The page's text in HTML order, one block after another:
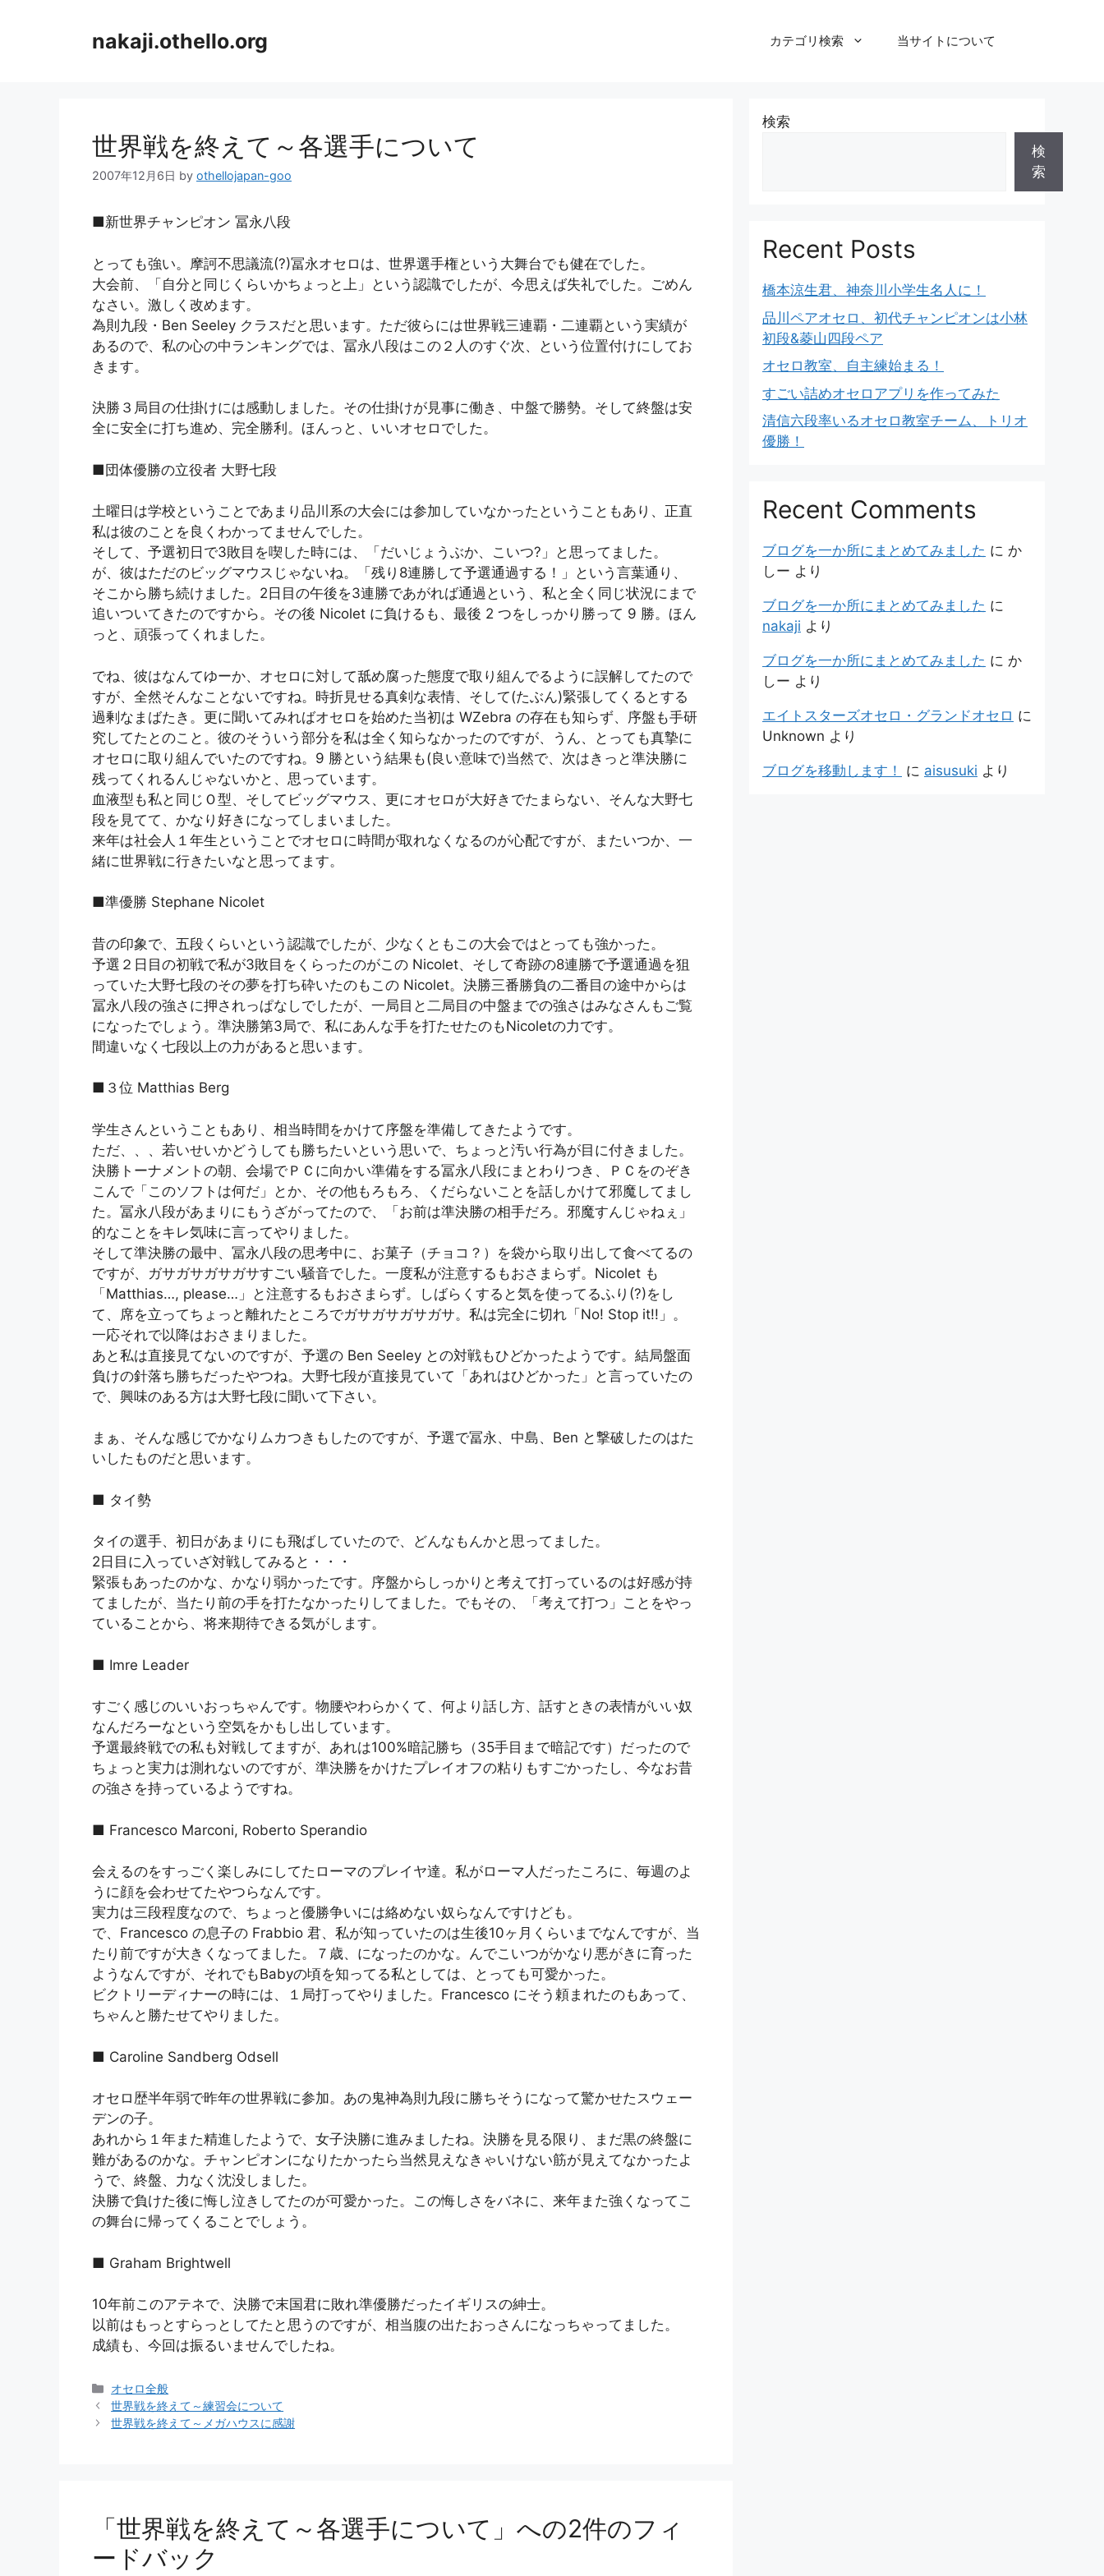
nakaji.othello.org カテゴリ検索 当サイトについて
世界戦を終えて～各選手について
2007年12月6日 by othellojapan-goo
■新世界チャンピオン 冨永八段
とっても強い。摩訶不思議流(?)冨永オセロは、世界選手権という大舞台でも健在でした。
大会前、「自分と同じくらいかちょっと上」という認識でしたが、今思えば失礼でした。ごめん
なさい。激しく改めます。
為則九段・Ben Seeley クラスだと思います。ただ彼らには世界戦三連覇・二連覇という実績が
あるので、私の心の中ランキングでは、冨永八段はこの２人のすぐ次、という位置付けにしてお
きます。
決勝３局目の仕掛けには感動しました。その仕掛けが見事に働き、中盤で勝勢。そして終盤は安
全に安全に打ち進め、完全勝利。ほんっと、いいオセロでした。
■団体優勝の立役者 大野七段
土曜日は学校ということであまり品川系の大会には参加していなかったということもあり、正直
私は彼のことを良くわかってませんでした。
そして、予選初日で3敗目を喫した時には、「だいじょうぶか、こいつ?」と思ってました。
が、彼はただのビッグマウスじゃないね。「残り8連勝して予選通過する！」という言葉通り、
そこから勝ち続けました。2日目の午後を3連勝であがれば通過という、私と全く同じ状況にまで
追いついてきたのですから。その後 Nicolet に負けるも、最後 2 つをしっかり勝って 9 勝。ほん
っと、頑張ってくれました。
でね、彼はなんてゆーか、オセロに対して舐め腐った態度で取り組んでるように誤解してたので
すが、全然そんなことないですね。時折見せる真剣な表情、そして(たぶん)緊張してくるとする
過剰なまばたき。更に聞いてみればオセロを始めた当初は WZebra の存在も知らず、序盤も手研
究してたとのこと。彼のそういう部分を私は全く知らなかったのですが、うん、とっても真摯に
オセロに取り組んでいたのですね。9 勝という結果も(良い意味で)当然で、次はきっと準決勝に
残ってくれるんじゃないかと、思っています。
血液型も私と同じＯ型、そしてビッグマウス、更にオセロが大好きでたまらない、そんな大野七
段を見てて、かなり好きになってしまいました。
来年は社会人１年生ということでオセロに時間が取れなくなるのが心配ですが、またいつか、一
緒に世界戦に行きたいなと思ってます。
■準優勝 Stephane Nicolet
昔の印象で、五段くらいという認識でしたが、少なくともこの大会ではとっても強かった。
予選２日目の初戦で私が3敗目をくらったのがこの Nicolet、そして奇跡の8連勝で予選通過を狙
っていた大野七段のその夢を打ち砕いたのもこの Nicolet。決勝三番勝負の二番目の途中からは
冨永八段の強さに押されっぱなしでしたが、一局目と二局目の中盤までの強さはみなさんもご覧
になったでしょう。準決勝第3局で、私にあんな手を打たせたのもNicoletの力です。
間違いなく七段以上の力があると思います。
■３位 Matthias Berg
学生さんということもあり、相当時間をかけて序盤を準備してきたようです。
ただ、、、若いせいかどうしても勝ちたいという思いで、ちょっと汚い行為が目に付きました。
決勝トーナメントの朝、会場でＰＣに向かい準備をする冨永八段にまとわりつき、ＰＣをのぞき
こんで「このソフトは何だ」とか、その他もろもろ、くだらないことを話しかけて邪魔してまし
た。冨永八段があまりにもうざがってたので、「お前は準決勝の相手だろ。邪魔すんじゃねぇ」
的なことをキレ気味に言ってやりました。
そして準決勝の最中、冨永八段の思考中に、お菓子（チョコ？）を袋から取り出して食べてるの
ですが、ガサガサガサガサすごい騒音でした。一度私が注意するもおさまらず。Nicolet も
「Matthias…, please…」と注意するもおさまらず。しばらくすると気を使ってるふり(?)をし
て、席を立ってちょっと離れたところでガサガサガサガサ。私は完全に切れ「No! Stop it!!」。
一応それで以降はおさまりました。
あと私は直接見てないのですが、予選の Ben Seeley との対戦もひどかったようです。結局盤面
負けの針落ち勝ちだったやつね。大野七段が直接見ていて「あれはひどかった」と言っていたの
で、興味のある方は大野七段に聞いて下さい。
まぁ、そんな感じでかなりムカつきもしたのですが、予選で冨永、中島、Ben と撃破したのはた
いしたものだと思います。
■ タイ勢
タイの選手、初日があまりにも飛ばしていたので、どんなもんかと思ってました。
2日目に入っていざ対戦してみると・・・
緊張もあったのかな、かなり弱かったです。序盤からしっかりと考えて打っているのは好感が持
てましたが、当たり前の手を打たなかったりしてました。でもその、「考えて打つ」ことをやっ
ていることから、将来期待できる気がします。
■ Imre Leader
すごく感じのいいおっちゃんです。物腰やわらかくて、何より話し方、話すときの表情がいい奴
なんだろーなという空気をかもし出しています。
予選最終戦での私も対戦してますが、あれは100%暗記勝ち（35手目まで暗記です）だったので
ちょっと実力は測れないのですが、準決勝をかけたプレイオフの粘りもすごかったし、今なお昔
の強さを持っているようですね。
■ Francesco Marconi, Roberto Sperandio
会えるのをすっごく楽しみにしてたローマのプレイヤ達。私がローマ人だったころに、毎週のよ
うに顔を会わせてたやつらなんです。
実力は三段程度なので、ちょっと優勝争いには絡めない奴らなんですけども。
で、Francesco の息子の Frabbio 君、私が知っていたのは生後10ヶ月くらいまでなんですが、当
たり前ですが大きくなってました。７歳、になったのかな。んでこいつがかなり悪がきに育った
ようなんですが、それでもBabyの頃を知ってる私としては、とっても可愛かった。
ビクトリーディナーの時には、１局打ってやりました。Francesco にそう頼まれたのもあって、
ちゃんと勝たせてやりました。
■ Caroline Sandberg Odsell
オセロ歴半年弱で昨年の世界戦に参加。あの鬼神為則九段に勝ちそうになって驚かせたスウェー
デンの子。
あれから１年また精進したようで、女子決勝に進みましたね。決勝を見る限り、まだ黒の終盤に
難があるのかな。チャンピオンになりたかったら当然見えなきゃいけない筋が見えてなかったよ
うで、終盤、力なく沈没しました。
決勝で負けた後に悔し泣きしてたのが可愛かった。この悔しさをバネに、来年また強くなってこ
の舞台に帰ってくることでしょう。
■ Graham Brightwell
10年前このアテネで、決勝で末国君に敗れ準優勝だったイギリスの紳士。
以前はもっとすらっとしてたと思うのですが、相当腹の出たおっさんになっちゃってました。
成績も、今回は振るいませんでしたね。
カ
テ
ゴ
オセロ全般
世界戦を終えて～練習会について
世界戦を終えて～メガハウスに感謝
「世界戦を終えて～各選手について」への2件のフィ
ードバック
検索
検
索
Recent Posts
橋本涼生君、神奈川小学生名人に！
品川ペアオセロ、初代チャンピオンは小林
初段&菱山四段ペア
オセロ教室、自主練始まる！
すごい詰めオセロアプリを作ってみた
清信六段率いるオセロ教室チーム、トリオ
優勝！
Recent Comments
ブログを一か所にまとめてみました に か
しー より
ブログを一か所にまとめてみました に
nakaji より
ブログを一か所にまとめてみました に か
しー より
エイトスターズオセロ・グランドオセロ に
Unknown より
ブログを移動します！ に aisusuki より